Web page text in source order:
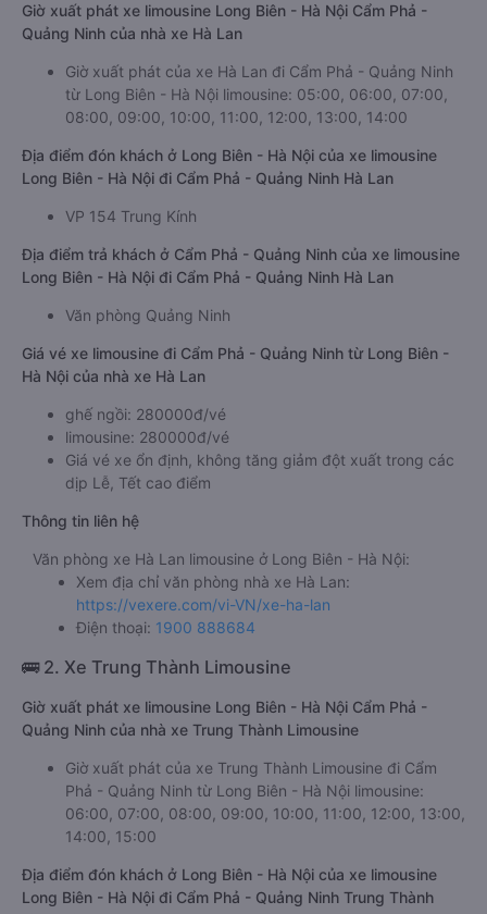
Giờ xuất phát xe limousine Long Biên - Hà Nội Cẩm Phả -
Quảng Ninh của nhà xe Hà Lan
Giờ xuất phát của xe Hà Lan đi Cẩm Phả - Quảng Ninh
từ Long Biên - Hà Nội limousine: 05:00, 06:00, 07:00,
08:00, 09:00, 10:00, 11:00, 12:00, 13:00, 14:00
Địa điểm đón khách ở Long Biên - Hà Nội của xe limousine
Long Biên - Hà Nội đi Cẩm Phả - Quảng Ninh Hà Lan
VP 154 Trung Kính
Địa điểm trả khách ở Cẩm Phả - Quảng Ninh của xe limousine
Long Biên - Hà Nội đi Cẩm Phả - Quảng Ninh Hà Lan
Văn phòng Quảng Ninh
Giá vé xe limousine đi Cẩm Phả - Quảng Ninh từ Long Biên -
Hà Nội của nhà xe Hà Lan
ghế ngồi: 280000đ/vé
limousine: 280000đ/vé
Giá vé xe ổn định, không tăng giảm đột xuất trong các
dịp Lễ, Tết cao điểm
Thông tin liên hệ
Văn phòng xe Hà Lan limousine ở Long Biên - Hà Nội:
Xem địa chỉ văn phòng nhà xe Hà Lan:
https://vexere.com/vi-VN/xe-ha-lan
Điện thoại: 1900 888684
🚌 2. Xe Trung Thành Limousine
Giờ xuất phát xe limousine Long Biên - Hà Nội Cẩm Phả -
Quảng Ninh của nhà xe Trung Thành Limousine
Giờ xuất phát của xe Trung Thành Limousine đi Cẩm
Phả - Quảng Ninh từ Long Biên - Hà Nội limousine:
06:00, 07:00, 08:00, 09:00, 10:00, 11:00, 12:00, 13:00,
14:00, 15:00
Địa điểm đón khách ở Long Biên - Hà Nội của xe limousine
Long Biên - Hà Nội đi Cẩm Phả - Quảng Ninh Trung Thành